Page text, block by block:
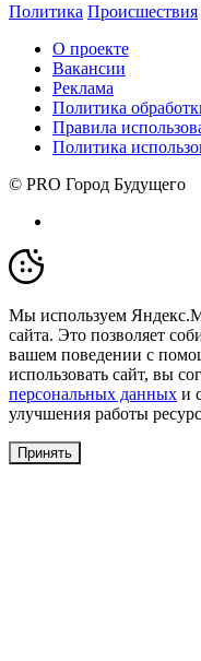
Политика Происшествия
О проекте
Вакансии
Реклама
Политика
Правила
Политика
© PRO Город Будущего
Мы используем
сайта. Это позволяет
вашем поведении с
использовать сайт, вы
персональных данных и
улучшения работы
Принять